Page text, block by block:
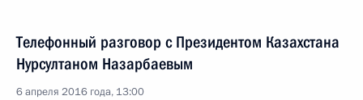
Телефонный разговор с Президентом Казахстана
Нурсултаном Назарбаевым
6 апреля 2016 года, 13:00